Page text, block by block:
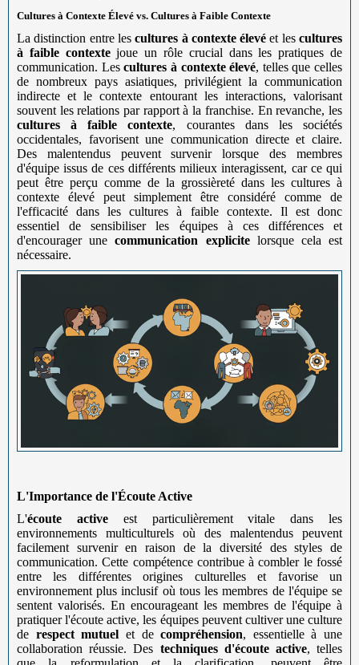
Cultures à Contexte Élevé vs. Cultures à Faible Contexte
La distinction entre lescultures à contexte élevé et lescultures
à faible contextejoue un rôle crucial dans les pratiques de
communication. Lescultures à contexte élevé, telles que celles
de nombreux pays asiatiques, privilégient la communication
indirecte et le contexte entourant les interactions, valorisant
souvent les relations par rapport à la franchise. En revanche, les
cultures à faible contexte, courantes dans les sociétés
occidentales, favorisent une communication directe et claire.
Des malentendus peuvent survenir lorsque des membres
d'équipe issus de ces différents milieux interagissent, car ce qui
peut être perçu comme de la grossièreté dans les cultures à
contexte élevé peut simplement être considéré comme de
l'efficacité dans les cultures à faible contexte. Il est donc
essentiel de sensibiliser les équipes à ces différences et
d'encourager unecommunication explicitelorsque cela est
nécessaire.
L'Importance de l'Écoute Active
L'écoute activeest particulièrement vitale dans les
environnements multiculturels où des malentendus peuvent
facilement survenir en raison de la diversité des styles de
communication. Cette compétence contribue à combler le fossé
entre les différentes origines culturelles et favorise un
environnement plus inclusif où tous les membres de l'équipe se
sentent valorisés. En encourageant les membres de l'équipe à
pratiquer l'écoute active, les équipes peuvent cultiver une culture
de respect mutuel et decompréhension, essentielle à une
collaboration réussie. Des techniques d'écoute active, telles